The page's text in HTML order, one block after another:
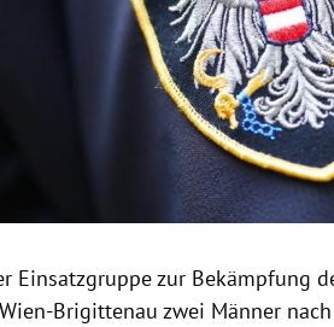
Einsatzgruppe zur Bekämpfung
Brigittenau zwei Männer